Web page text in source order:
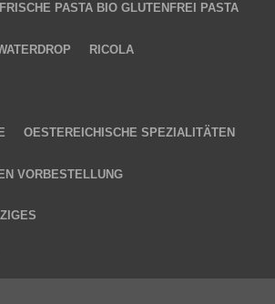
FRISCHE PASTA BIO GLUTENFREI PASTA
RICOLA
OESTEREICHISCHE SPEZIALITÄTEN
VORBESTELLUNG